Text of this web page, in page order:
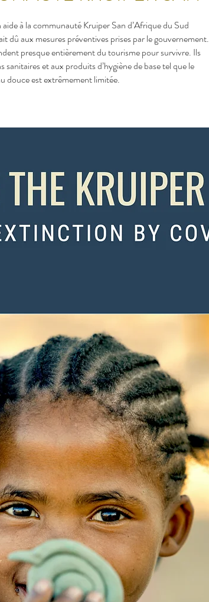
à la communauté Kruiper San d’Afrique du Sud
dû aux mesures préventives prises par le gouvernement.
presque entièrement du tourisme pour survivre. Ils
et aux produits d’hygiène de base tel que le
douce est extrêmement limitée.